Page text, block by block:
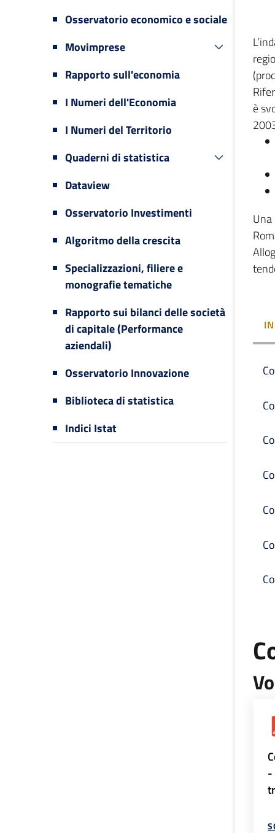
Osservatorio economico e sociale
Movimprese
Rapporto sull'economia
I Numeri dell'Economia
I Numeri del Territorio
Quaderni di statistica
Dataview
Osservatorio Investimenti
Algoritmo della crescita
Specializzazioni, filiere e
monografie tematiche
Rapporto sui bilanci delle società
di capitale (Performance
aziendali)
Osservatorio Innovazione
Biblioteca di statistica
Indici Istat
è
-